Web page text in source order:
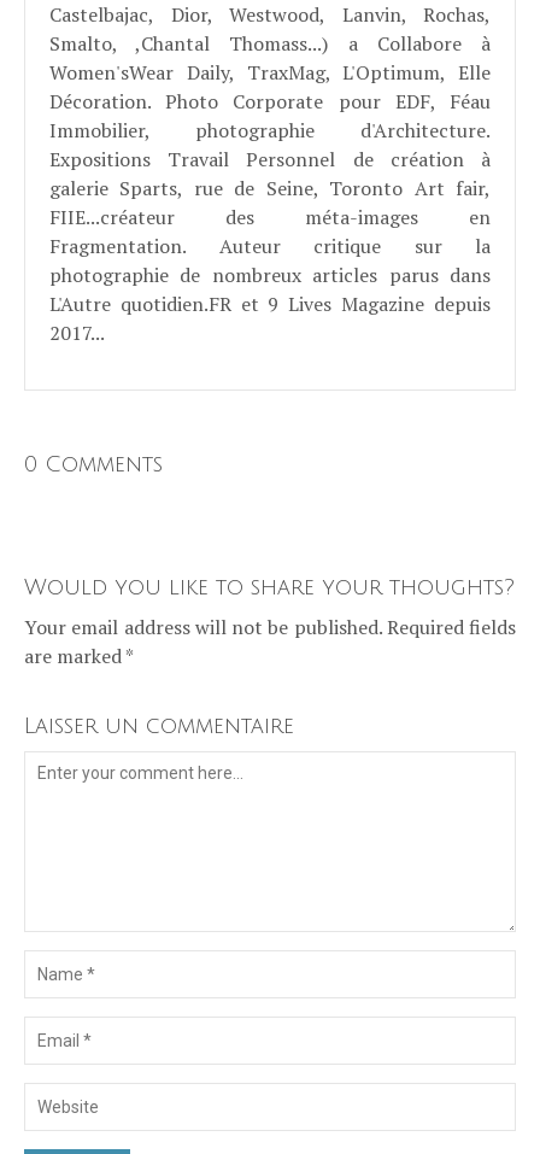
Castelbajac, Dior, Westwood, Lanvin, Rochas,
Smalto, ,Chantal Thomass...) a Collabore à
Women'sWear Daily, TraxMag, L'Optimum, Elle
Décoration. Photo Corporate pour EDF, Féau
Immobilier, photographie d'Architecture.
Expositions Travail Personnel de création à
galerie Sparts, rue de Seine, Toronto Art fair,
FIIE...créateur des méta-images en
Fragmentation. Auteur critique sur la
photographie de nombreux articles parus dans
L'Autre quotidien.FR et 9 Lives Magazine depuis
2017...
0 Comments
Would you like to share your thoughts?
Your email address will not be published. Required fields
are marked *
Laisser un commentaire